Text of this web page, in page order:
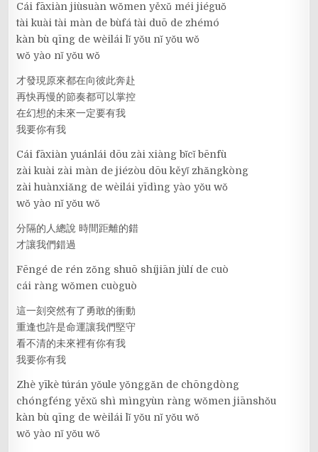
Cái fāxiàn jiùsuàn wǒmen yěxǔ méi jiéguǒ
tài kuài tài màn de bùfá tài duō de zhémó
kàn bù qīng de wèilái lǐ yǒu nǐ yǒu wǒ
wǒ yào nǐ yǒu wǒ
才發現原來都在向彼此奔赴
再快再慢的節奏都可以掌控
在幻想的未來一定要有我
我要你有我
Cái fāxiàn yuánlái dōu zài xiàng bǐcǐ bēnfù
zài kuài zài màn de jiézòu dōu kěyǐ zhǎngkòng
zài huànxiǎng de wèilái yīdìng yào yǒu wǒ
wǒ yào nǐ yǒu wǒ
分隔的人總說 時間距離的錯
才讓我們錯過
Fēngé de rén zǒng shuō shíjiān jùlí de cuò
cái ràng wǒmen cuòguò
這一刻突然有了勇敢的衝動
重逢也許是命運讓我們堅守
看不清的未來裡有你有我
我要你有我
Zhè yīkè túrán yǒule yǒnggǎn de chōngdòng
chóngféng yěxǔ shì mìngyùn ràng wǒmen jiānshǒu
kàn bù qīng de wèilái lǐ yǒu nǐ yǒu wǒ
wǒ yào nǐ yǒu wǒ